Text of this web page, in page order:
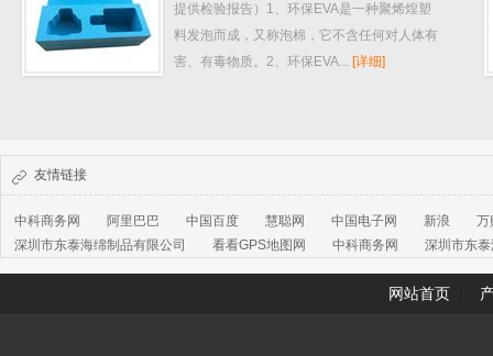
提供检验报告）1、环保EVA是一种聚烯煌塑
料发泡而成，又称泡棉，它不含任何对人体有
害、有毒物质。2、环保EVA... [详细]
友情链接
中科商务网 阿里巴巴 中国百度 慧聪网 中国电子网 新浪
万
深圳市东泰海绵制品有限公司
看看GPS地图网 中科商务网 深圳市东
网站首页